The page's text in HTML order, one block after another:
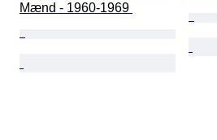
Mænd - 1960-1969